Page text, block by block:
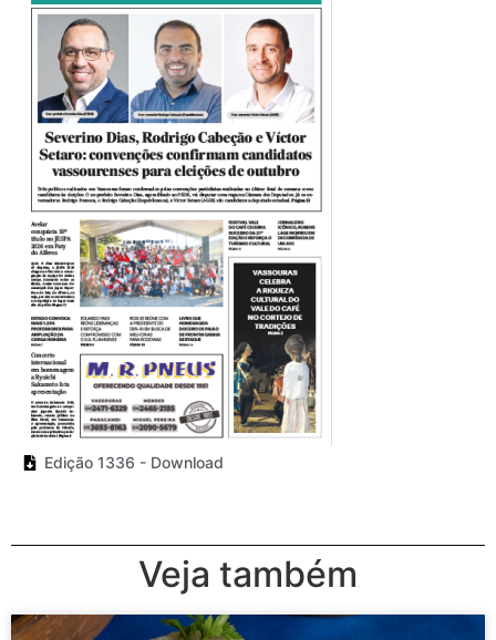
Edição 1336 - Download
Veja também